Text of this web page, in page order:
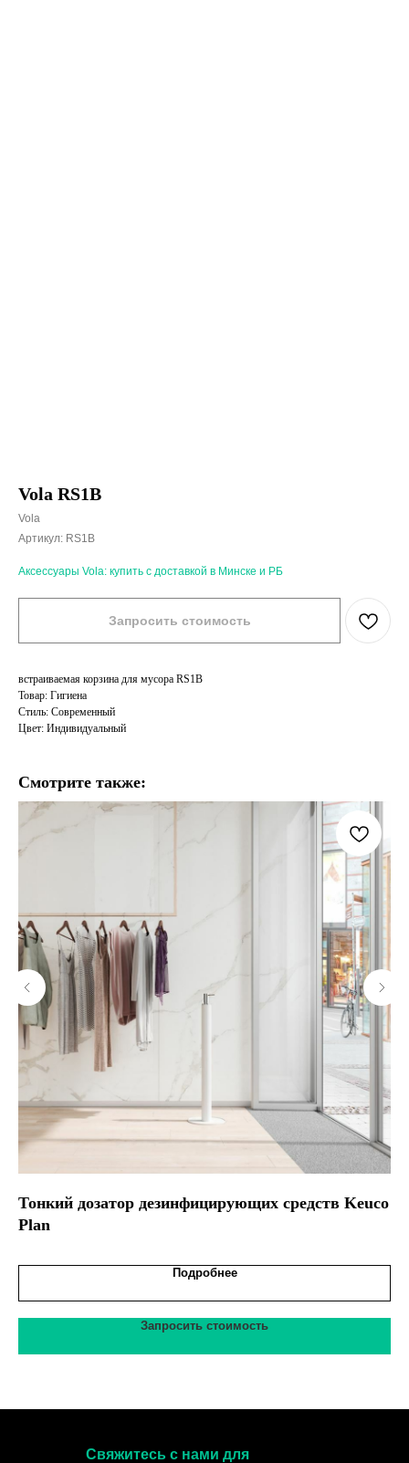
Vola RS1B
Vola
Артикул: RS1B
Аксессуары Vola: купить с доставкой в Минске и РБ
Запросить стоимость
встраиваемая корзина для мусора RS1B
Товар: Гигиена
Стиль: Современный
Цвет: Индивидуальный
Смотрите также:
Тонкий дозатор дезинфицирующих средств Keuco
Plan
Подробнее
Запросить стоимость
Свяжитесь с нами для